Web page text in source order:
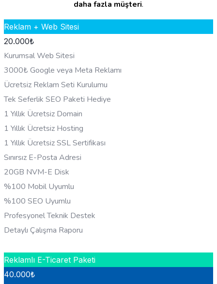
daha fazla müşteri.
Reklam + Web Sitesi
20.000₺
Kurumsal Web Sitesi
3000₺ Google veya Meta Reklamı
Ücretsiz Reklam Seti Kurulumu
Tek Seferlik SEO Paketi Hediye
1 Yıllık Ücretsiz Domain
1 Yıllık Ücretsiz Hosting
1 Yıllık Ücretsiz SSL Sertifikası
Sınırsız E-Posta Adresi
20GB NVM-E Disk
%100 Mobil Uyumlu
%100 SEO Uyumlu
Profesyonel Teknik Destek
Detaylı Çalışma Raporu
Reklamlı E-Ticaret Paketi
40.000₺